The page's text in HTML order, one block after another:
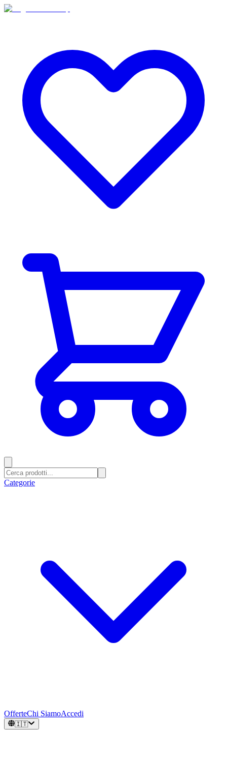
Categorie
OfferteChi SiamoAccedi
🇮🇹